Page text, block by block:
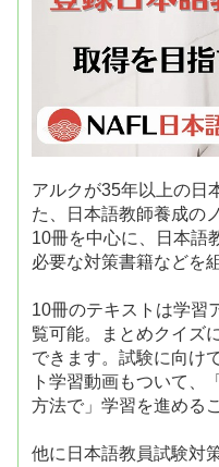
アルクが35年以上の日
た、日本語教師養成の
10冊を中心に、日本語
必要な対策書籍などを
10冊のテキストは学習
覧可能。まとめクイズ
できます。試験に向け
ト学習動画もついて、
方法で」学習を進める
他に日本語教員試験対